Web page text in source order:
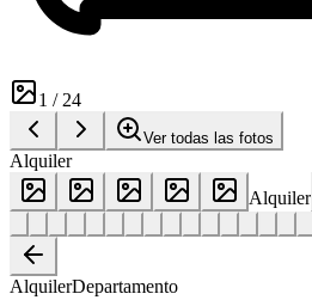
1 /24
Ver todas las fotos
Alquiler
Alquiler
AlquilerDepartamento